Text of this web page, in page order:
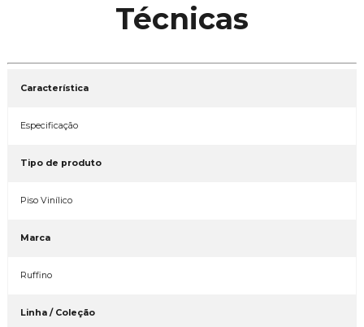
Técnicas
Característica
Especificação
Tipo de produto
Piso Vinílico
Marca
Ruffino
Linha / Coleção